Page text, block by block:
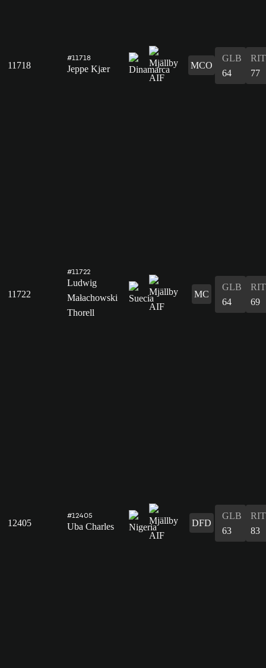
11718
#11718
Jeppe Kjær MCO
GLB
64
RIT
77
11722
#11722
Ludwig
Małachowski
Thorell
MC
GLB
64
RIT
69
12405
#12405
Uba Charles DFD
GLB
63
RIT
83